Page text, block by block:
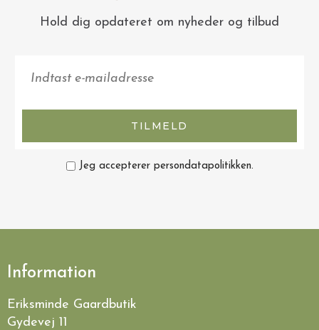
Hold dig opdateret om nyheder og tilbud
TILMELD
Jeg accepterer persondatapolitikken.
Information
Eriksminde Gaardbutik
Gydevej 11